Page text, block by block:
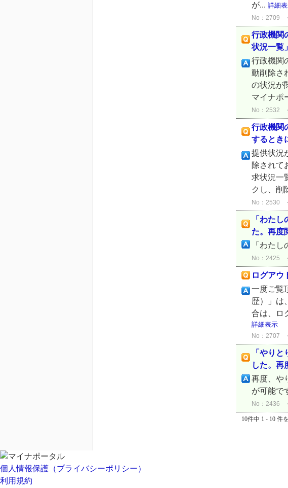
が... 詳細
No：2709
行政機関
状況一覧
行政機関
動削除さ
の状況が
マイナポ
No：2532
行政機関
するとき
提供状況
除されて
求状況一
クし、削
No：2530
「わた
た。再度
「わた
No：2425
ログアウ
一度ご覧
歴）」は
合は、ロ
詳細表示
No：2707
「やり
した。再
再度、や
が可能で
No：2436
10件中 1 - 10 件
個人情報保護（プライバシーポリシー）
利用規約